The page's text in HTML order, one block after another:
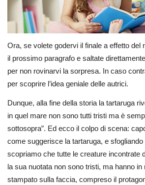
Ora, se volete godervi il finale a effetto del
il prossimo paragrafo e saltate
per non rovinarvi la sorpresa. In caso
per scoprire l’idea geniale delle autrici.
Dunque, alla fine della storia la tartaruga
in quel mare non sono tutti tristi ma è
sottosopra”. Ed ecco il colpo di scena:
come suggerisce la tartaruga, e
scopriamo che tutte le creature incontrate
la sua nuotata non sono tristi, ma hanno
stampato sulla faccia, compreso il